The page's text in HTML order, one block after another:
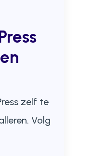
zelf te
Volg